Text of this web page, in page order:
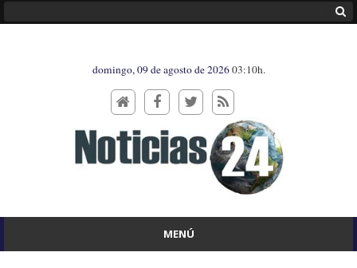
domingo, 09 de agosto de 202603:10h.
MENÚ